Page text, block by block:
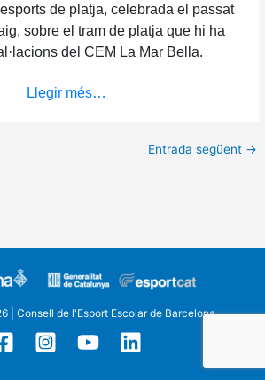
de platja, celebrada el passat
sobre el tram de platja que hi ha
del CEM La Mar Bella.
Llegir més…
Entrada següent →
| Consell de l'Esport Escolar de Barcelona